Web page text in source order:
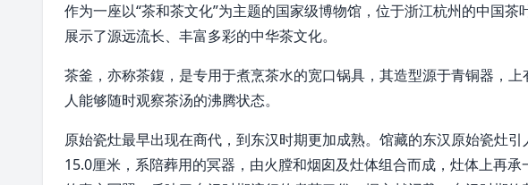
作为一座以“茶和茶文化”为主题的国家级博物馆，位于浙江杭州的中国
展示了源远流长、丰富多彩的中华茶文化。
茶釜，亦称茶鍑，是专用于煮烹茶水的宽口锅具，其造型源于青铜器，
人能够随时观察茶汤的沸腾状态。
原始瓷灶最早出现在商代，到东汉时期更加成熟。馆藏的东汉原始瓷灶
15.0厘米，系陪葬用的冥器，由火膛和烟囱及灶体组合而成，灶体上再